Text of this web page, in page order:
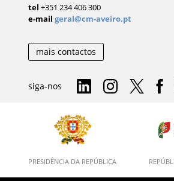
tel +351 234 406 300
e-mail geral@cm-aveiro.pt
mais contactos
siga-nos
PRESIDÊNCIA DA REPÚBLICA